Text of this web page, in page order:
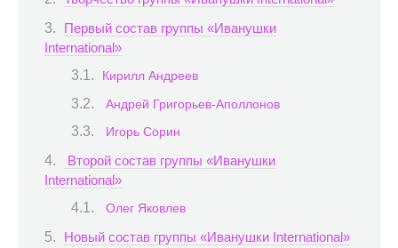
Первый состав группы «Иванушки
International»
Кирилл Андреев
Андрей Григорьев-Аполлонов
Игорь Сорин
Второй состав группы «Иванушки
International»
Олег Яковлев
Новый состав группы «Иванушки International»